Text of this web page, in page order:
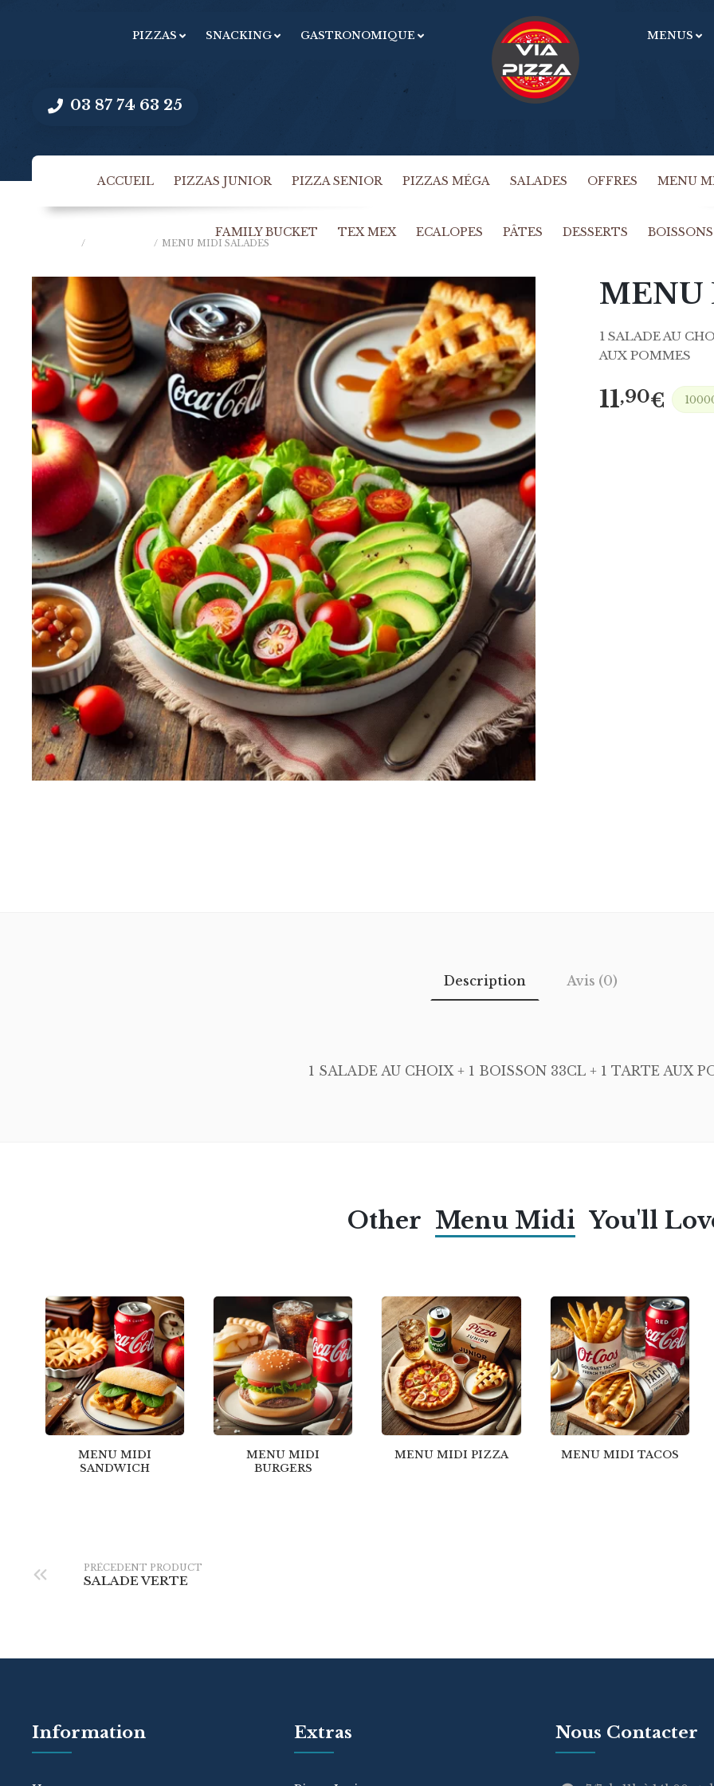
MENUS
PIZZAS SNACKING GASTRONOMIQUE
03 87 74 63 25
OBLIGATOIRE
ACCUEIL PIZZAS JUNIOR PIZZA SENIOR PIZZAS MÉGA SALADES OFFRES MENU
FAMILY BUCKET TEX MEX ECALOPES PÂTES DESSERTS BOISSONS
/ / MENU MIDI SALADES
MENU
1 SALADE AU
AUX POMMES
11,90€
Description Avis (0)
1 SALADE AU CHOIX + 1 BOISSON 33CL + 1 TARTE AUX
Other Menu Midi You'll
MENU MIDI
SANDWICH
MENU MIDI
BURGERS
MENU MIDI PIZZA MENU MIDI TACOS
PRÉCEDENT PRODUCT
SALADE VERTE
Information Extras Nous Contacter